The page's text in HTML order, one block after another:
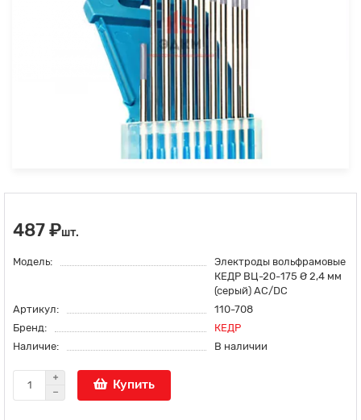
487 ₽шт.
Модель:
Электроды вольфрамовые
КЕДР ВЦ-20-175 Ø 2,4 мм
(серый) AC/DC
Артикул:
110-708
Бренд:
КЕДР
Наличие:
В наличии
Купить